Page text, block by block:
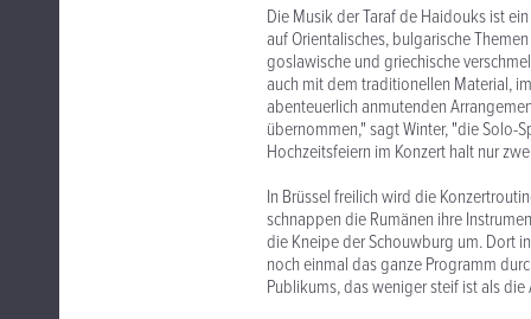
Die Musik der Taraf de Haidouks ist
auf Orientalisches, bulgarische
goslawische und griechische
auch mit dem traditionellen Material,
abenteuerlich anmutenden
übernommen," sagt Winter, "die Solo-
Hochzeitsfeiern im Konzert halt nur
In Brüssel freilich wird die
schnappen die Rumänen ihre
die Kneipe der Schouwburg um. Dort
noch einmal das ganze Programm
Publikums, das weniger steif ist als